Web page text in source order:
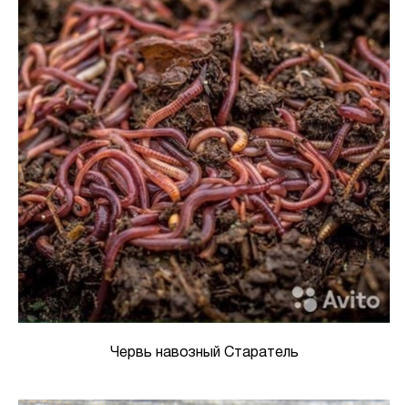
Червь навозный Старатель